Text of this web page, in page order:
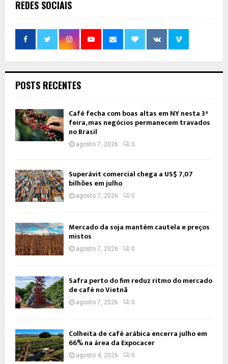
REDES SOCIAIS
POSTS RECENTES
Café fecha com boas altas em NY nesta 3ª
feira, mas negócios permanecem travados
no Brasil
agosto 7, 2026 0
Superávit comercial chega a US$ 7,07
bilhões em julho
agosto 7, 2026 0
Mercado da soja mantém cautela e preços
mistos
agosto 7, 2026 0
Safra perto do fim reduz ritmo do mercado
de café no Vietnã
agosto 7, 2026 0
Colheita de café arábica encerra julho em
66% na área da Expocacer
agosto 4, 2026 0